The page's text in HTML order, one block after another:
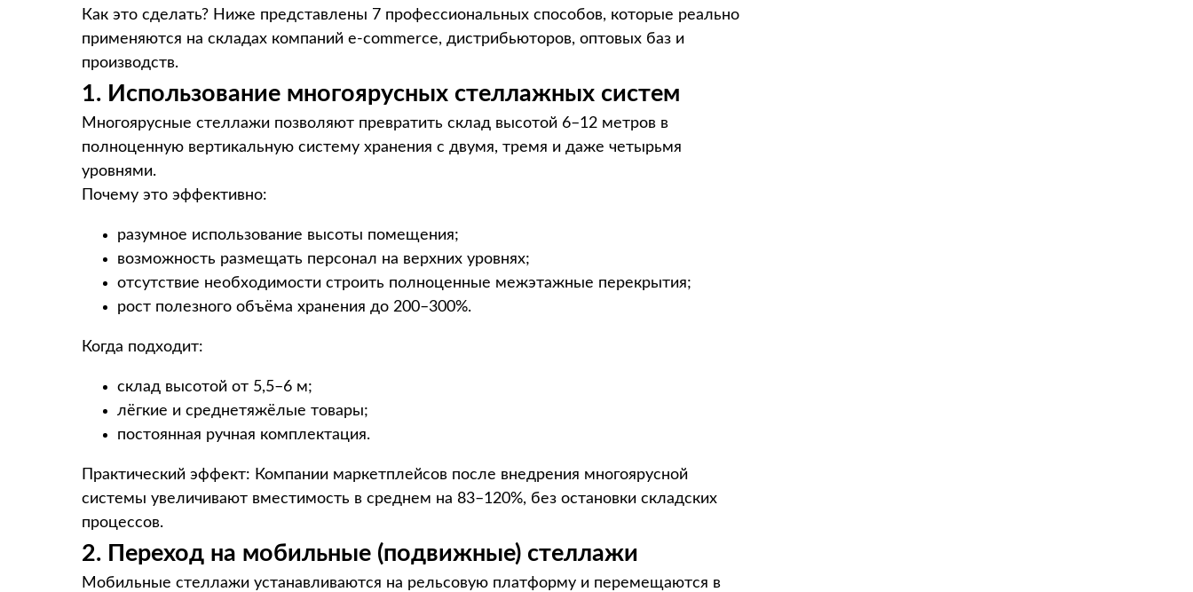
Как это сделать? Ниже представлены 7 профессиональных способов, которые реально
применяются на складах компаний e-commerce, дистрибьюторов, оптовых баз и
производств.
1. Использование многоярусных стеллажных систем
Многоярусные стеллажи позволяют превратить склад высотой 6–12 метров в
полноценную вертикальную систему хранения с двумя, тремя и даже четырьмя
уровнями.
Почему это эффективно:
разумное использование высоты помещения;
возможность размещать персонал на верхних уровнях;
отсутствие необходимости строить полноценные межэтажные перекрытия;
рост полезного объёма хранения до 200–300%.
Когда подходит:
склад высотой от 5,5–6 м;
лёгкие и среднетяжёлые товары;
постоянная ручная комплектация.
Практический эффект: Компании маркетплейсов после внедрения многоярусной
системы увеличивают вместимость в среднем на 83–120%, без остановки складских
процессов.
2. Переход на мобильные (подвижные) стеллажи
Мобильные стеллажи устанавливаются на рельсовую платформу и перемещаются в